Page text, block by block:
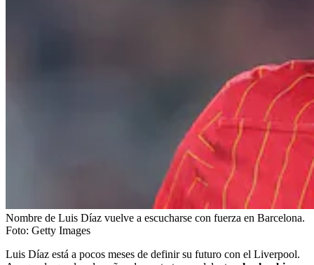
Nombre de Luis Díaz vuelve a escucharse con fuerza en Barcelona.
Foto: Getty Images
Luis Díaz está a pocos meses de definir su futuro con el Liverpool.